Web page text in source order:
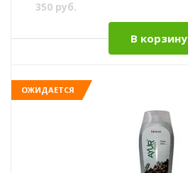
350 руб.
В корзину
ОЖИДАЕТСЯ